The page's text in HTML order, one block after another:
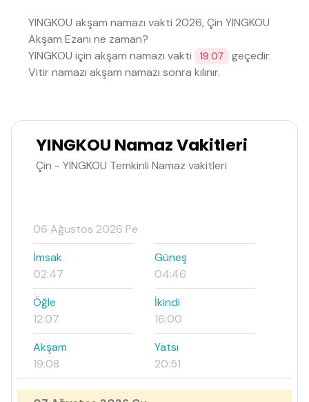
YINGKOU akşam namazı vakti 2026, Çin YINGKOU
Akşam Ezanı ne zaman?
YINGKOU için akşam namazı vakti
19:07
geçedir.
Vitir namazı akşam namazı sonra kılınır.
YINGKOU Namaz Vakitleri
Çin - YINGKOU Temkinli Namaz vakitleri
06 Ağustos 2026 Pe
İmsak
02:47
Güneş
04:46
Öğle
12:07
İkindi
16:00
Akşam
19:08
Yatsı
20:51